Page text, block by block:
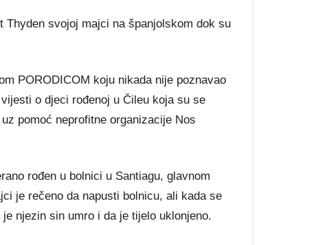
Thyden svojoj majci na španjolskom dok su
PORODICOM koju nikada nije poznavao
o djeci rođenoj u Čileu koja su se
pomoć neprofitne organizacije Nos
rođen u bolnici u Santiagu, glavnom
je rečeno da napusti bolnicu, ali kada se
njezin sin umro i da je tijelo uklonjeno.